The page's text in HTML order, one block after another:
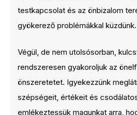
testkapcsolat és az önbizalom
gyökerező problémákkal küzdünk.
Végül, de nem utolsósorban,
rendszeresen gyakoroljuk az
önszeretetet. Igyekezzünk
szépségeit, értékeit és
emlékeztessük magunkat arra,